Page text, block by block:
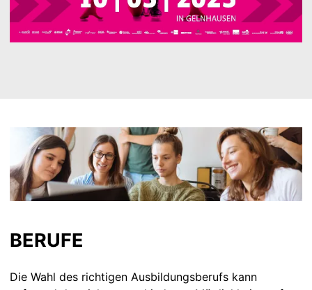
BERUFE
Die Wahl des richtigen Ausbildungsberufs kann